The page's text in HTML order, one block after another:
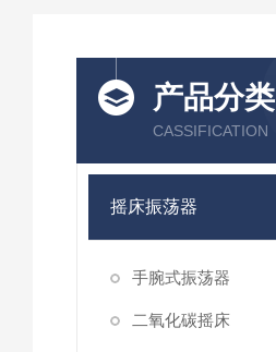
产品分类
CASSIFICATION
摇床振荡器
手腕式振荡器
二氧化碳摇床